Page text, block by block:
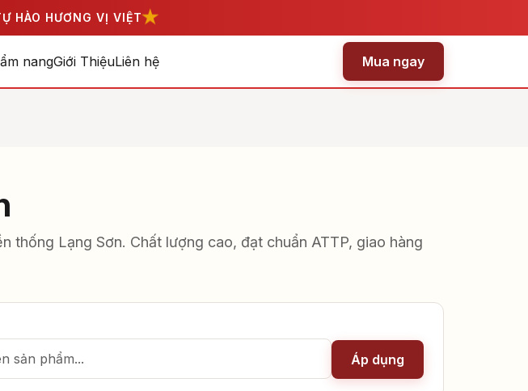
HÀO HƯƠNG VỊ VIỆT★
nangGiới ThiệuLiên hệ Mua ngay
thống Lạng Sơn. Chất lượng cao, đạt chuẩn ATTP, giao hàng
Áp dụng